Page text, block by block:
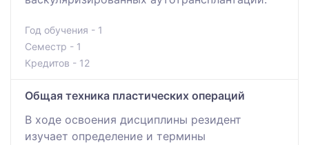
Год обучения - 1
Семестр - 1
Кредитов - 12
Общая техника пластических операций
В ходе освоения дисциплины резидент
изучает определение и термины